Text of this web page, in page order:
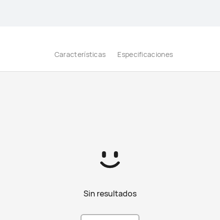
Características Especificaciones
Sin resultados